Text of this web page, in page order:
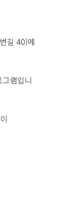
길 40)에
램입니